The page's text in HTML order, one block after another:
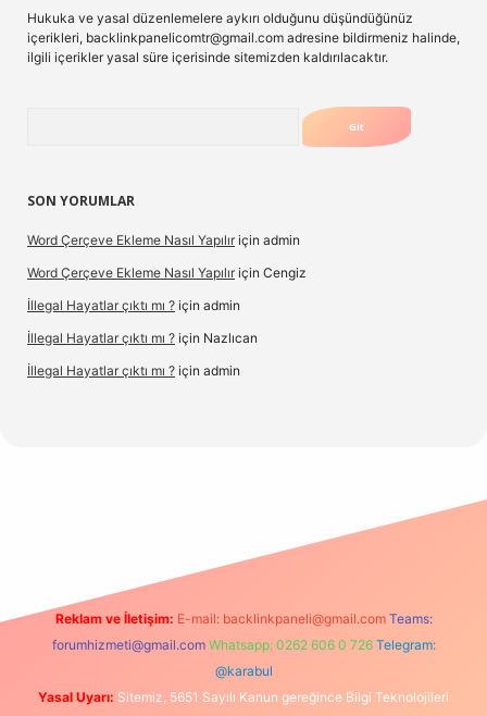
Hukuka ve yasal düzenlemelere aykırı olduğunu düşündüğünüz
içerikleri, backlinkpanelicomtr@gmail.com adresine bildirmeniz halinde,
ilgili içerikler yasal süre içerisinde sitemizden kaldırılacaktır.
SON YORUMLAR
Word Çerçeve Ekleme Nasıl Yapılır için admin
Word Çerçeve Ekleme Nasıl Yapılır için Cengiz
İllegal Hayatlar çıktı mı ? için admin
İllegal Hayatlar çıktı mı ? için Nazlıcan
İllegal Hayatlar çıktı mı ? için admin
Reklam ve İletişim: E-mail: backlinkpaneli@gmail.com Teams:
forumhizmeti@gmail.com Whatsapp: 0262 606 0 726 Telegram:
@karabul
Yasal Uyarı: Sitemiz, 5651 Sayılı Kanun gereğince Bilgi Teknolojileri